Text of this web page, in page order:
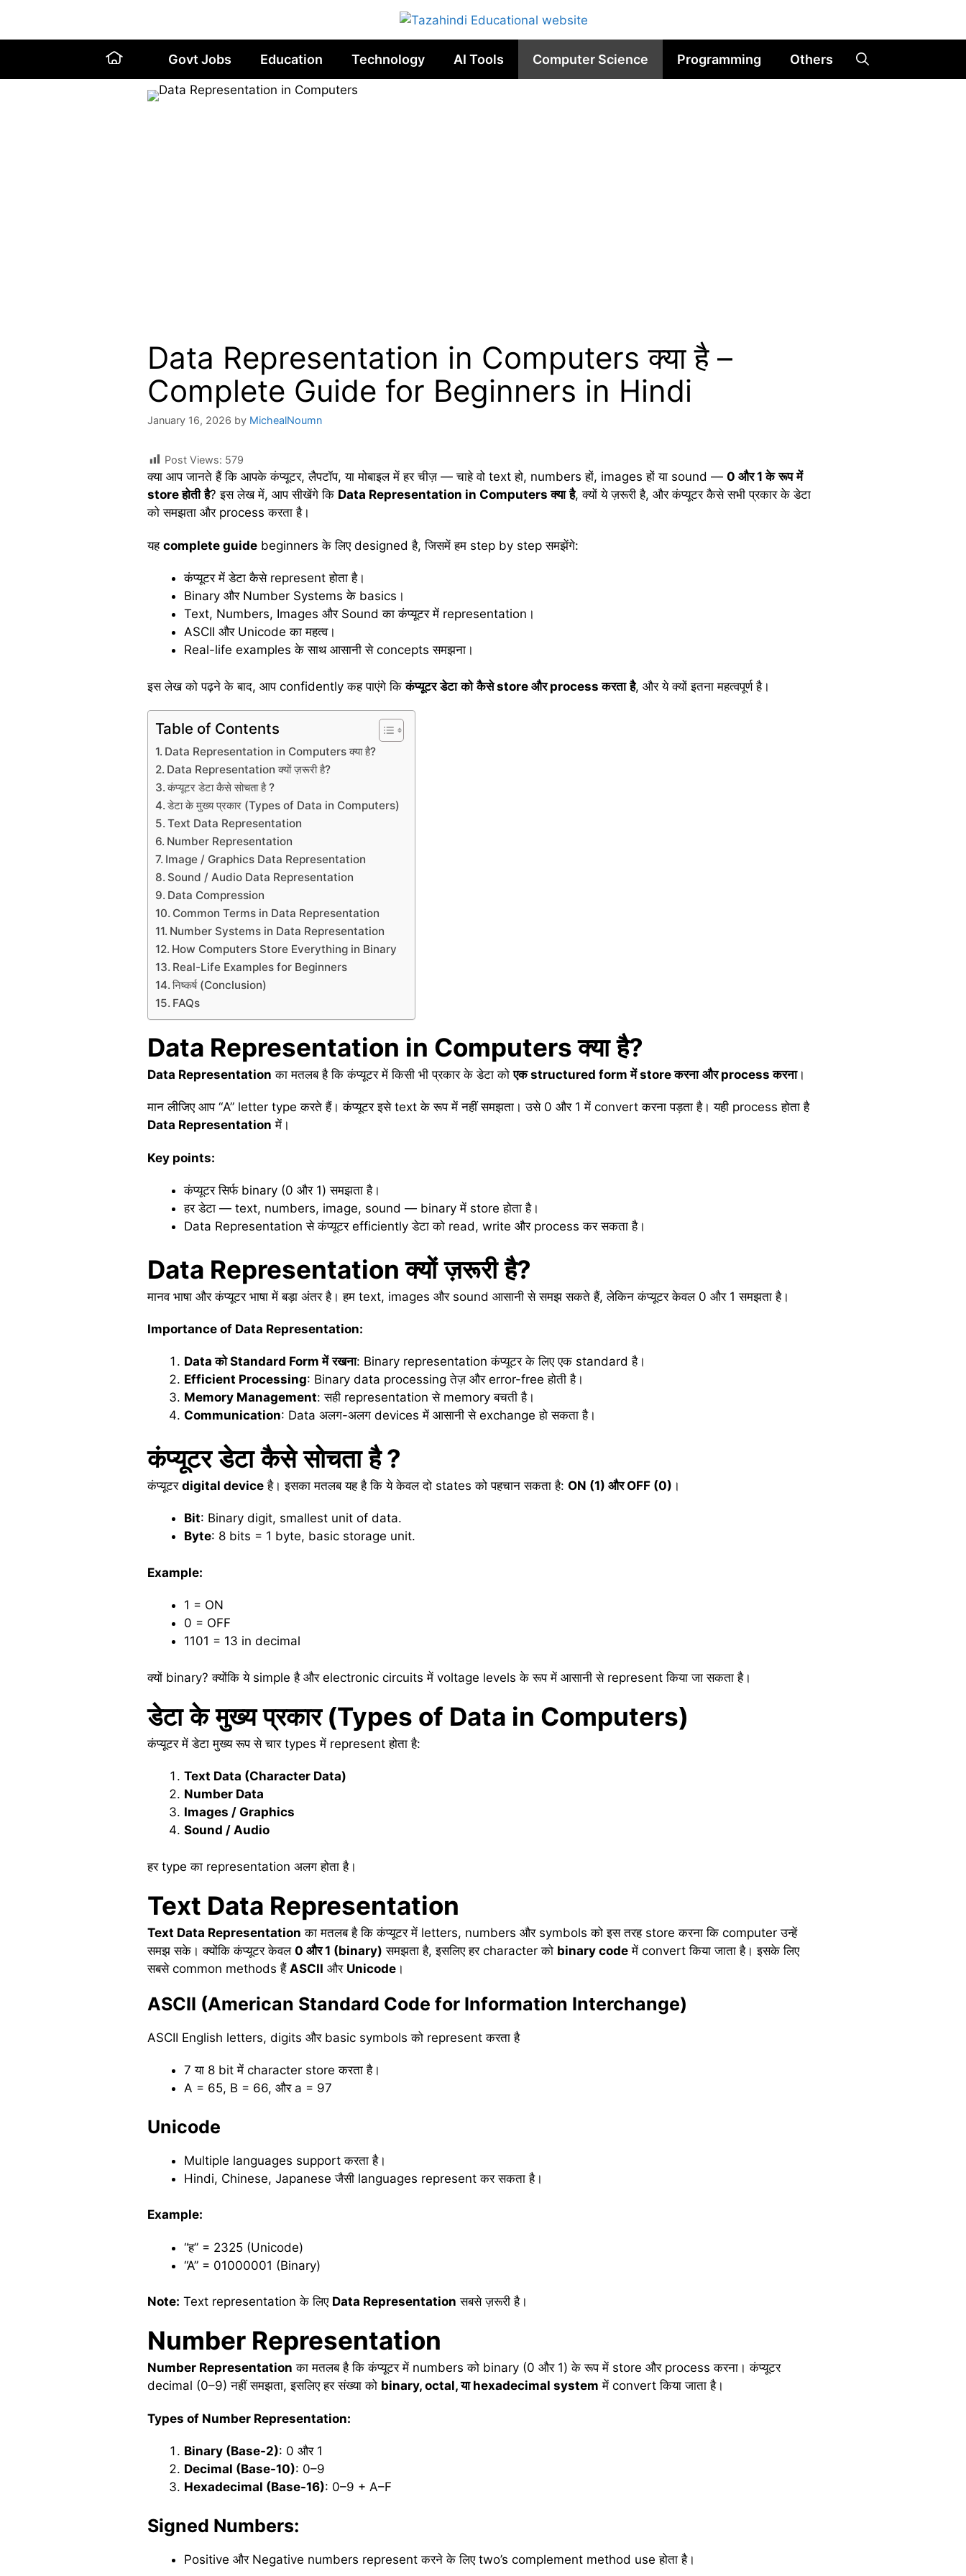
content
Govt Jobs Education Technology AI Tools Computer Science Programming Others
Data Representation in Computers क्या है –
Complete Guide for Beginners in Hindi
January 16, 2026 by MichealNoumn
Post Views: 579
क्या आप जानते हैं कि आपके कंप्यूटर, लैपटॉप, या मोबाइल में हर चीज़ — चाहे वो text हो, numbers हों, images हों या sound — 0 और1के रूप में
storeहोती है? इस लेख में, आप सीखेंगे कि Data Representation in Computersक्या है, क्यों ये ज़रूरी है, और कंप्यूटर कैसे सभी प्रकार के डेटा
को समझता और process करता है।
यह complete guide beginners के लिए designed है, जिसमें हम step by step समझेंगे:
कंप्यूटर में डेटा कैसे represent होता है।
Binary और Number Systems के basics।
Text, Numbers, Images और Sound का कंप्यूटर में representation।
ASCII और Unicode का महत्व।
Real-life examples के साथ आसानी से concepts समझना।
इस लेख को पढ़ने के बाद, आप confidently कह पाएंगे किकंप्यूटर डेटा को कैसेstore औरprocessकरता है, और ये क्यों इतना महत्वपूर्ण है।
Table of Contents
Data Representation in Computers क्या है?
Data Representation क्यों ज़रूरी है?
कंप्यूटर डेटा कैसे सोचता है ?
डेटा के मुख्य प्रकार (Types of Data in Computers)
Text Data Representation
Number Representation
Image / Graphics Data Representation
Sound / Audio Data Representation
Data Compression
Common Terms in Data Representation
Number Systems in Data Representation
How Computers Store Everything in Binary
Real-Life Examples for Beginners
निष्कर्ष (Conclusion)
FAQs
Data Representation in Computersक्या है?
Data Representation का मतलब है कि कंप्यूटर में किसी भी प्रकार के डेटा कोएकstructured formमेंstoreकरना औरprocessकरना।
मान लीजिए आप “A” letter type करते हैं। कंप्यूटर इसे text के रूप में नहीं समझता। उसे 0 और 1 में convert करना पड़ता है। यही process होता है
Data Representation में।
Key points:
कंप्यूटर सिर्फ binary (0 और 1) समझता है।
हर डेटा — text, numbers, image, sound — binary में store होता है।
Data Representation से कंप्यूटर efficiently डेटा को read, write और process कर सकता है।
Data Representationक्यों ज़रूरी है?
मानव भाषा और कंप्यूटर भाषा में बड़ा अंतर है। हम text, images और sound आसानी से समझ सकते हैं, लेकिन कंप्यूटर केवल 0 और 1 समझता है।
Importance of Data Representation:
DataकोStandard Formमें रखना: Binary representation कंप्यूटर के लिए एक standard है।
Efficient Processing: Binary data processing तेज़ और error-free होती है।
Memory Management: सही representation से memory बचती है।
Communication: Data अलग-अलग devices में आसानी से exchange हो सकता है।
कंप्यूटर डेटा कैसे सोचता है?
कंप्यूटर digital device है। इसका मतलब यह है कि ये केवल दो states को पहचान सकता है: ON (1) औरOFF (0) ।
Bit: Binary digit, smallest unit of data.
Byte: 8 bits = 1 byte, basic storage unit.
Example:
1 = ON
0 = OFF
1101 = 13 in decimal
क्यों binary? क्योंकि ये simple है और electronic circuits में voltage levels के रूप में आसानी से represent किया जा सकता है।
डेटा के मुख्य प्रकार(Types of Data in Computers)
कंप्यूटर में डेटा मुख्य रूप से चार types में represent होता है:
Text Data (Character Data)
Number Data
Images / Graphics
Sound / Audio
हर type का representation अलग होता है।
Text Data Representation
Text Data Representation का मतलब है कि कंप्यूटर में letters, numbers और symbols को इस तरह store करना कि computer उन्हें
समझ सके। क्योंकि कंप्यूटर केवल 0 और1 (binary) समझता है, इसलिए हर character को binary code में convert किया जाता है। इसके लिए
सबसे common methods हैं ASCII और Unicode ।
ASCII (American Standard Code for Information Interchange)
ASCII English letters, digits और basic symbols को represent करता है
7 या 8 bit में character store करता है।
A = 65, B = 66, और a = 97
Unicode
Multiple languages support करता है।
Hindi, Chinese, Japanese जैसी languages represent कर सकता है।
Example:
“ह” = 2325 (Unicode)
“A” = 01000001 (Binary)
Note: Text representation के लिए Data Representation सबसे ज़रूरी है।
Number Representation
Number Representation का मतलब है कि कंप्यूटर में numbers को binary (0 और 1) के रूप में store और process करना। कंप्यूटर
decimal (0–9) नहीं समझता, इसलिए हर संख्या को binary, octal,याhexadecimal system में convert किया जाता है।
Types of Number Representation:
Binary (Base-2): 0 और 1
Decimal (Base-10): 0–9
Hexadecimal (Base-16): 0–9 + A–F
Signed Numbers:
Positive और Negative numbers represent करने के लिए two’s complement method use होता है।